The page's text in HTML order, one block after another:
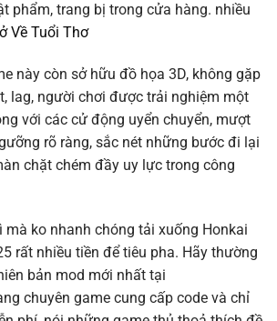
phẩm, trang bị trong cửa hàng. nhiều
Về Tuổi Thơ
này còn sở hữu đồ họa 3D, không gặp
lag, người chơi được trải nghiệm một
với các cử động uyển chuyển, mượt
rõ ràng, sắc nét những bước đi lại
chặt chém đầy uy lực trong công
mà ko nhanh chóng tải xuống Honkai
rất nhiều tiền để tiêu pha. Hãy thường
bản mod mới nhất tại
chuyên game cung cấp code và chỉ